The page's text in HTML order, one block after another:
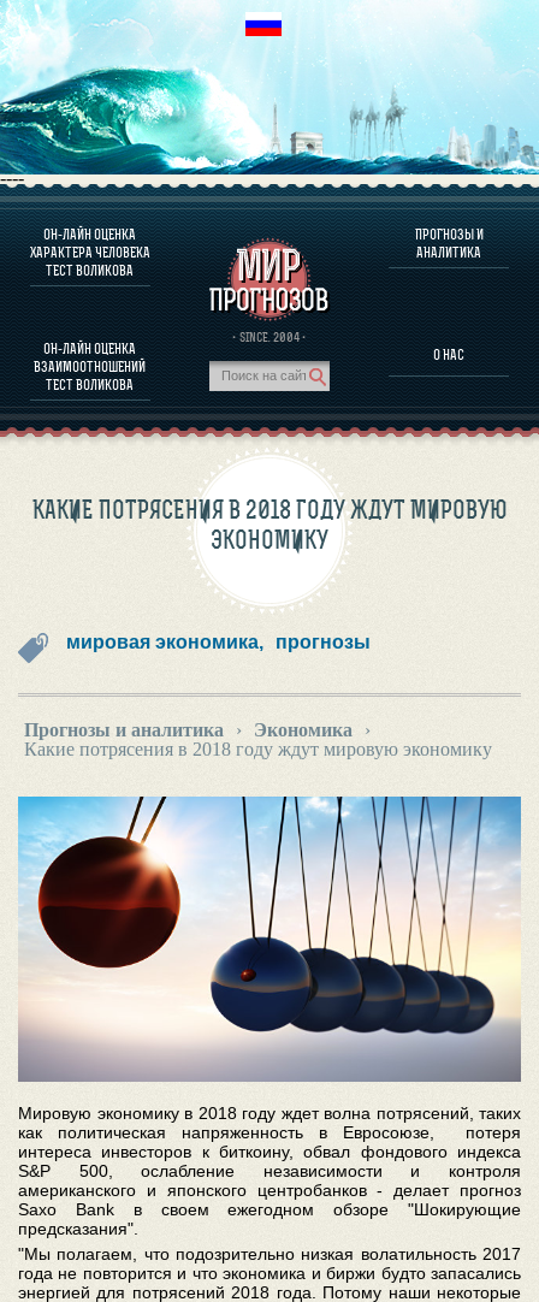
----
ОН-ЛАЙН ОЦЕНКА
ХАРАКТЕРА ЧЕЛОВЕКА
ТЕСТ ВОЛИКОВА
ОН-ЛАЙН ОЦЕНКА
ВЗАИМООТНОШЕНИЙ
ТЕСТ ВОЛИКОВА
· SINCE. 2004 ·
ПРОГНОЗЫ И
АНАЛИТИКА
О НАС
О ПРОГРАММЕ
ОЦЕНКА ХАРАКТЕРA ЧЕЛОВЕКА
ОЦЕНКА ХАРАКТЕРА ВЫДАЮЩИХСЯ ЛИЧНОСТЕЙ
О ПРОГРАММЕ
ПРОГНОЗЫ И АНАЛИТИКА
КАКИЕ ПОТРЯСЕНИЯ В 2018 ГОДУ ЖДУТ МИРОВУЮ
ЭКОНОМИКУ
мировая экономика, прогнозы
Прогнозы и аналитика › Экономика
›
Какие потрясения в 2018 году ждут мировую экономику
Мировую экономику в 2018 году ждет волна потрясений, таких
как политическая напряженность в Евросоюзе, потеря
интереса инвесторов к биткоину, обвал фондового индекса
S&P 500, ослабление независимости и контроля
американского и японского центробанков - делает прогноз
Saxo Bank в своем ежегодном обзоре "Шокирующие
предсказания".
"Мы полагаем, что подозрительно низкая волатильность 2017
года не повторится и что экономика и биржи будто запасались
энергией для потрясений 2018 года. Потому наши некоторые